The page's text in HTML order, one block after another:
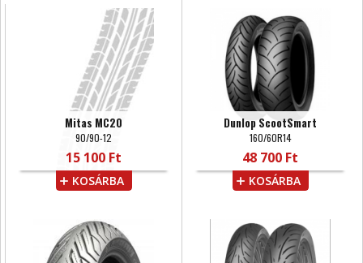
Mitas MC20
90/90-12
15 100 Ft
KOSÁRBA
Dunlop ScootSmart
160/60R14
48 700 Ft
KOSÁRBA